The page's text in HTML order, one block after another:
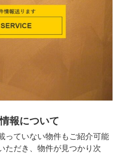
報について
っていない物件もご紹介可能
ただき、物件が見つかり次